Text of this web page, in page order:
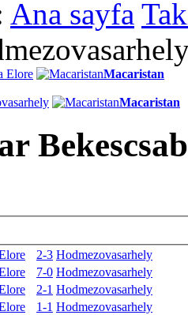
Ana sayfa
Elore
Macaristan
Macaristan
2-3 Hodmezovasarhely
7-0 Hodmezovasarhely
2-1 Hodmezovasarhely
1-1 Hodmezovasarhely